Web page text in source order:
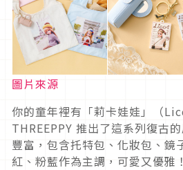
圖片來源
你的童年裡有「莉卡娃娃」（
THREEPPY 推出了這系列復古
豐富，包含托特包、化妝包、鏡
紅、粉藍作為主調，可愛又優雅！